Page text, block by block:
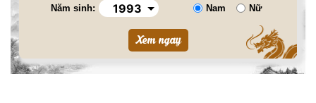
Năm sinh: Nam Nữ